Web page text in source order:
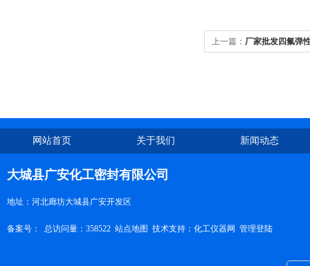
上一篇： 厂家批发四氟弹
网站首页 关于我们 新闻动态
大城县广安化工密封有限公司
地址：河北廊坊大城县广安开发区
备案号： 总访问量：358522 站点地图 技术支持： 化工仪器网 管理登陆